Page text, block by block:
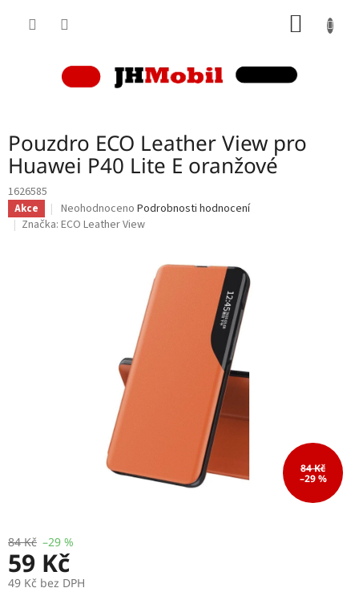
Pouzdro ECO Leather View pro
Huawei P40 Lite E oranžové
1626585
Akce
Průměrné
hodnocení
Neohodnoceno Podrobnosti hodnocení
Značka: ECO Leather View
84 Kč
–29 %
84 Kč –29 %
59 Kč
49 Kč bez DPH